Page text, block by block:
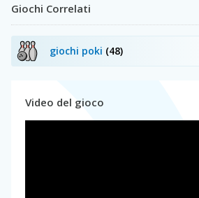
Giochi Correlati
giochi poki (48)
Video del gioco